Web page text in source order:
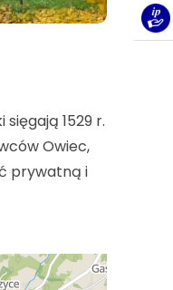
1529 r.
Owiec,
prywatną i